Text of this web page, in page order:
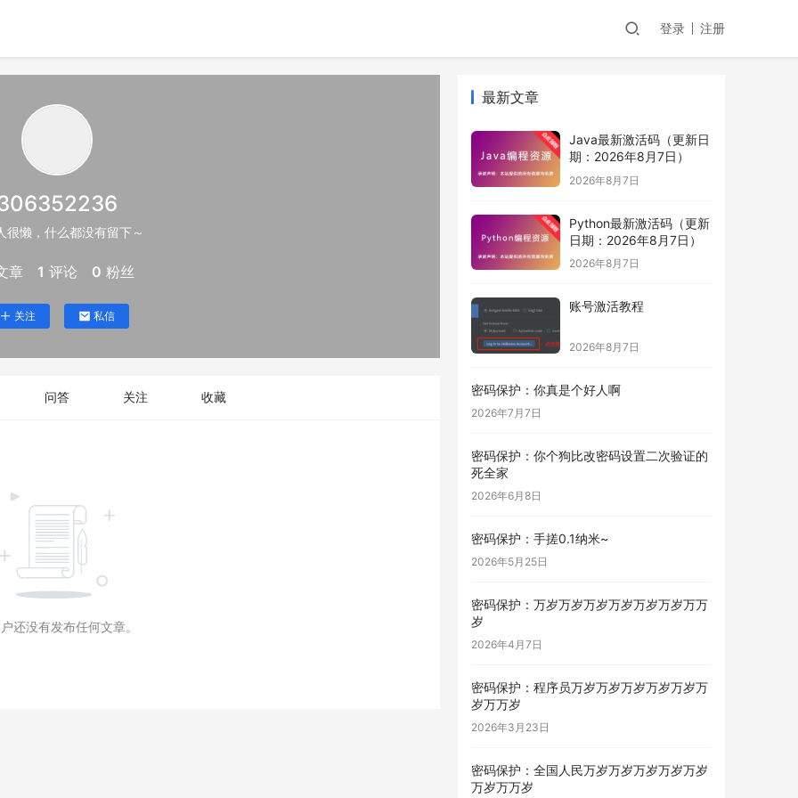
登录 注册
很懒，什么都没有留下～
章 1 评论 0 粉丝
关注 私信
问答 关注 收藏
还没有发布任何文章。
最新文章
Java最新激活码（更新日
期：2026年8月7日）
2026年8月7日
Python最新激活码（更新
日期：2026年8月7日）
2026年8月7日
账号激活教程
2026年8月7日
密码保护：你真是个好人啊
2026年7月7日
密码保护：你个狗比改密码设置二次验证的
死全家
2026年6月8日
密码保护：手搓0.1纳米~
2026年5月25日
密码保护：万岁万岁万岁万岁万岁万岁万万
岁
2026年4月7日
密码保护：程序员万岁万岁万岁万岁万岁万
岁万万岁
2026年3月23日
密码保护：全国人民万岁万岁万岁万岁万岁
万岁万万岁